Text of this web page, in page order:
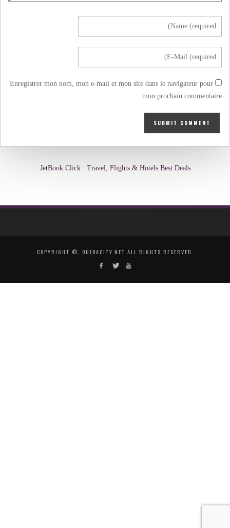
Enregistrer mon nom, mon e-mail et mon site dans le navigateur pour
mon prochain commentaire.
JetBook.Click : Travel, Flights & Hotels Best Deals
COPYRIGHT ©, OUJDACITY.NET ALL RIGHTS RESERVED.